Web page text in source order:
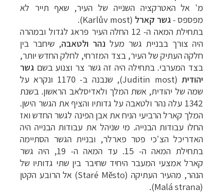
מ' אל האטרקציה השנייה של העיר, שאף תייר לא
מפספס - גשר קארל (Karlův most).
בתחילת המאה ה- 12 החלה העיר פראג לגדול ובמהרה
היה צורך בבניית גשר מעל נהר ולטאבה, שיחבר בין
חלקה העתיק של העיר, בצד המזרחי, לחלק החדש יותר,
בצד המערבי. בתחילה היה זה גשר צר וצנוע בשם גשר
יהודית
(Juditin most), שנבנה ב- 1170 ונקרא על
שמה של יהודית, אשת המלך ולאדיסלאב הראשון. בשנת
1342 עלה נהר ולטאבה על גדותיו והציף את הגשר הישן.
המלך קארל הרביעי הניח את אבן הפינה לגשר החדש ואז
החלו עבודות הבנייה. מי שניהל את עבודות הבנייה היה
האדריכל הצ'כי פטר פארלר, ובניית הגשר הסתיימה
בתחילת המאה ה- 15. עד המאה ה- 19, היה גשר
קארל אמצעי המעבר היחיד שחיבר בין שתי גדותיו של
הנהר, מהעיר העתיקה (Staré Město) אל הרובע הקטן
(
Malá strana
).